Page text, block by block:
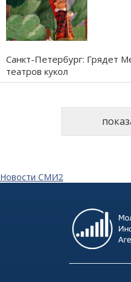
Санкт-Петербург: Грядет
театров кукол
Новости СМИ2